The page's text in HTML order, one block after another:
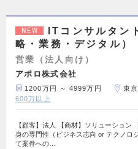
NEW
ITコンサルタン
略・業務・デジタル）
営業（法人向け）
アポロ株式会社
1200万円 ～ 4999万円 東
600万以上
【顧客】法人 【商材】ソリューション
身の専門性（ビジネス志向 or テクノロ
て案件への…